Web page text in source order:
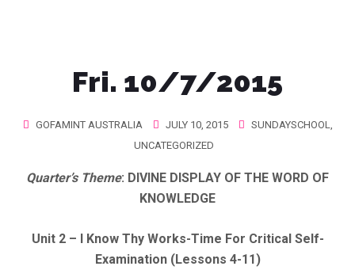
Fri. 10/7/2015
GOFAMINT AUSTRALIA JULY 10, 2015 SUNDAYSCHOOL,
UNCATEGORIZED
Quarter’s Theme: DIVINE DISPLAY OF THE WORD OF
KNOWLEDGE
Unit 2 – I Know Thy Works-Time For Critical Self-
Examination (Lessons 4-11)